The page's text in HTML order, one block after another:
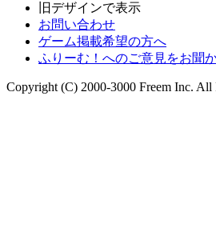
旧デザインで表示
お問い合わせ
ゲーム掲載希望の方へ
ふりーむ！へのご意見をお聞
Copyright (C) 2000-3000 Freem Inc. All